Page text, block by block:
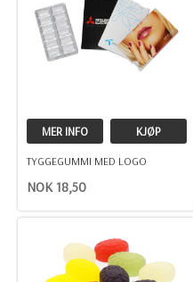
MER INFO KJØP
TYGGEGUMMI MED LOGO
NOK 18,50